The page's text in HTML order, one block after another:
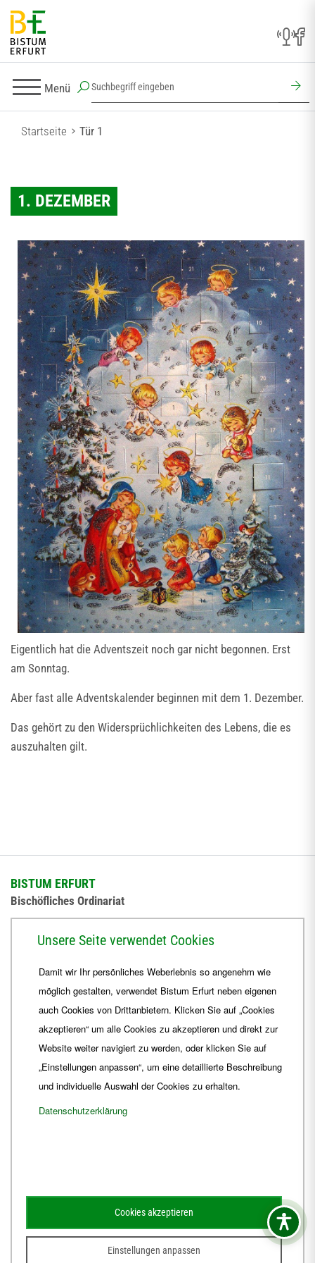
Menü
Startseite Tür 1
1. DEZEMBER
Eigentlich hat die Adventszeit noch gar nicht begonnen. Erst
am Sonntag.
Aber fast alle Adventskalender beginnen mit dem 1. Dezember.
Das gehört zu den Widersprüchlichkeiten des Lebens, die es
auszuhalten gilt.
BISTUM ERFURT
Bischöfliches Ordinariat
+49 361 6572-444
ordinariat Bistum-Erfurt.de
Schematismus Amtsblatt
Unsere Seite verwendet Cookies
Damit wir Ihr persönliches Weberlebnis so angenehm wie
möglich gestalten, verwendet Bistum Erfurt neben eigenen
auch Cookies von Drittanbietern. Klicken Sie auf „Cookies
akzeptieren“ um alle Cookies zu akzeptieren und direkt zur
Website weiter navigiert zu werden, oder klicken Sie auf
„Einstellungen anpassen“, um eine detaillierte Beschreibung
und individuelle Auswahl der Cookies zu erhalten.
Datenschutzerklärung
Einstellungen anpassen
Cookies akzeptieren